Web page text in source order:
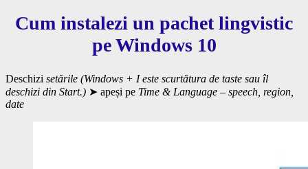
Cum instalezi un pachet lingvistic
pe Windows 10
Deschizi setările (Windows + I este scurtătura de taste sau îl
deschizi din Start.) ➤ apeși pe Time & Language – speech, region,
date